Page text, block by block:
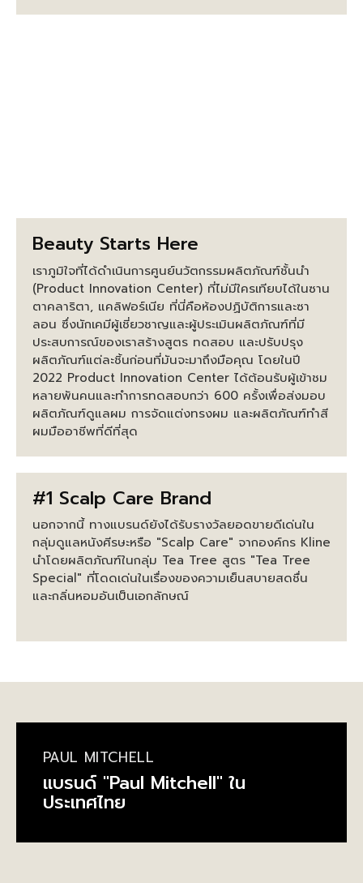
Beauty Starts Here
เราภูมิใจที่ได้ดำเนินการศูนย์นวัตกรรมผลิตภัณฑ์ชั้นนำ
(Product Innovation Center) ที่ไม่มีใครเทียบได้ในซาน
ตาคลาริตา, แคลิฟอร์เนีย ที่นี่คือห้องปฏิบัติการและซา
ลอน ซึ่งนักเคมีผู้เชี่ยวชาญและผู้ประเมินผลิตภัณฑ์ที่มี
ประสบการณ์ของเราสร้างสูตร ทดสอบ และปรับปรุง
ผลิตภัณฑ์แต่ละชิ้นก่อนที่มันจะมาถึงมือคุณ โดยในปี
2022 Product Innovation Center ได้ต้อนรับผู้เข้าชม
หลายพันคนและทำการทดสอบกว่า 600 ครั้งเพื่อส่งมอบ
ผลิตภัณฑ์ดูแลผม การจัดแต่งทรงผม และผลิตภัณฑ์ทำสี
ผมมืออาชีพที่ดีที่สุด
#1 Scalp Care Brand
นอกจากนี้ ทางแบรนด์ยังได้รับรางวัลยอดขายดีเด่นใน
กลุ่มดูแลหนังศีรษะหรือ "Scalp Care" จากองค์กร Kline
นำโดยผลิตภัณฑ์ในกลุ่ม Tea Tree สูตร "Tea Tree
Special" ที่โดดเด่นในเรื่องของความเย็นสบายสดชื่น
และกลิ่นหอมอันเป็นเอกลักษณ์
PAUL MITCHELL
แบรนด์ "Paul Mitchell" ใน
ประเทศไทย